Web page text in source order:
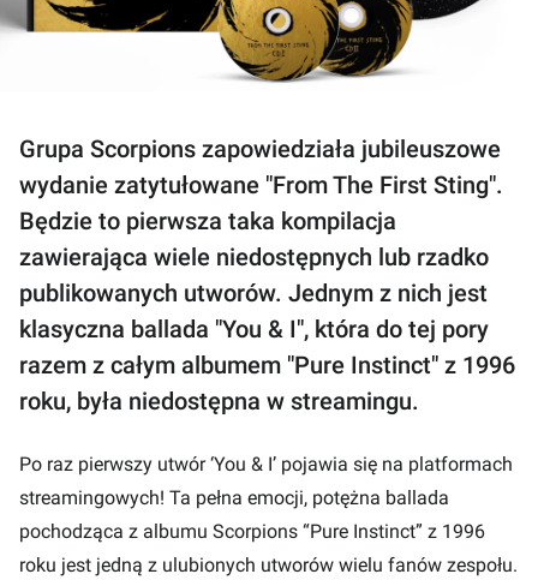
Grupa Scorpions zapowiedziała jubileuszowe
wydanie zatytułowane "From The First Sting".
Będzie to pierwsza taka kompilacja
zawierająca wiele niedostępnych lub rzadko
publikowanych utworów. Jednym z nich jest
klasyczna ballada "You & I", która do tej pory
razem z całym albumem "Pure Instinct" z 1996
roku, była niedostępna w streamingu.
Po raz pierwszy utwór ‘You & I’ pojawia się na platformach
streamingowych! Ta pełna emocji, potężna ballada
pochodząca z albumu Scorpions “Pure Instinct” z 1996
roku jest jedną z ulubionych utworów wielu fanów zespołu.